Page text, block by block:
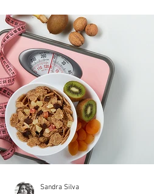
Sandra Silva